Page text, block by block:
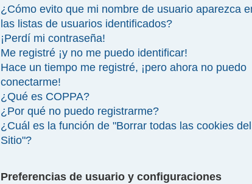
¿Cómo evito que mi nombre de usuario aparezca
las listas de usuarios identificados?
¡Perdí mi contraseña!
Me registré ¡y no me puedo identificar!
Hace un tiempo me registré, ¡pero ahora no puedo
conectarme!
¿Qué es COPPA?
¿Por qué no puedo registrarme?
¿Cuál es la función de "Borrar todas las cookies del
Sitio"?
Preferencias de usuario y configuraciones